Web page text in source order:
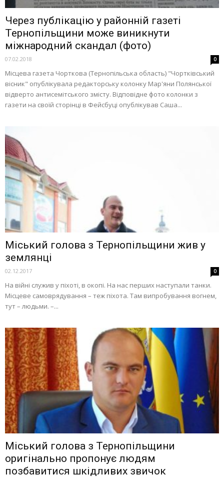
Через публікацію у районній газеті
Тернопільщини може виникнути
міжнародний скандал (фото)
07.02.2018 0
Місцева газета Чорткова (Тернопільська область) "Чортківський
вісник" опублікувала редакторську колонку Мар'яни Полянської
відверто антисемітського змісту. Відповідне фото колонки з
газети на своїй сторінці в Фейсбуці опублікував Саша...
Міський голова з Тернопільщини жив у
землянці
02.12.2017 0
На війні служив у піхоті, в окопі. На нас перших наступали танки.
Місцеве самоврядування – теж піхота. Там випробування вогнем,
тут – людьми. –...
Міський голова з Тернопільщини
оригінально пропонує людям
позбавитися шкідливих звичок